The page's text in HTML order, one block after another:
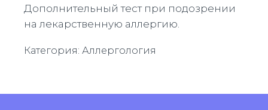
Дополнительный тест при подозрении
на лекарственную аллергию.
Категория: Аллергология